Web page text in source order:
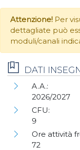
Attenzione! Per
dettagliate può
moduli/canali
DATI
A.A.:
2026/2027
CFU:
9
Ore attività
72